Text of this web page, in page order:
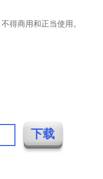
得商用和正当使用。